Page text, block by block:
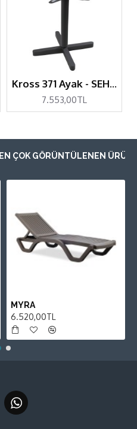
Kross 371 Ayak - SEHPA 49 / 59 / 69
7.553,00TL
EN ÇOK GÖRÜNTÜLENEN
MYRA
6.520,00TL